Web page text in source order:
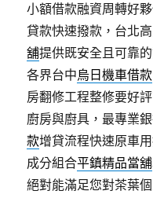
小額借款融資周轉好
貸款快速撥款，台北
舖提供既安全且可靠
各界台中烏日機車借款
房翻修工程整修要好
廚房與廚具，最專業
款增貸流程快速原車
成分組合平鎮精品當舖
絕對能滿足您對茶葉